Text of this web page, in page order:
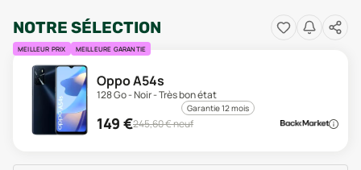
NOTRE SÉLECTION
MEILLEUR PRIX MEILLEURE GARANTIE
Oppo A54s
128 Go - Noir - Très bon état
Garantie 12 mois
149 €245,60€ neuf